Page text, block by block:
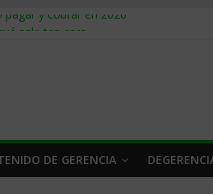
pagar y cobrar en 2026
qué hacer
segmentarlo y venderle
DE GERENCIA